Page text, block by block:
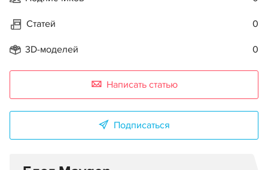
Статей 0
3D-моделей 0
Написать статью
Подписаться